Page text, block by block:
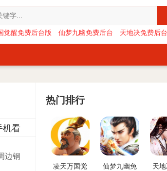
觉醒免费后台版 仙梦九幽免费后台 天地决免费后台
机看
边钢
热门排行
凌天万国觉
仙梦九幽免
天